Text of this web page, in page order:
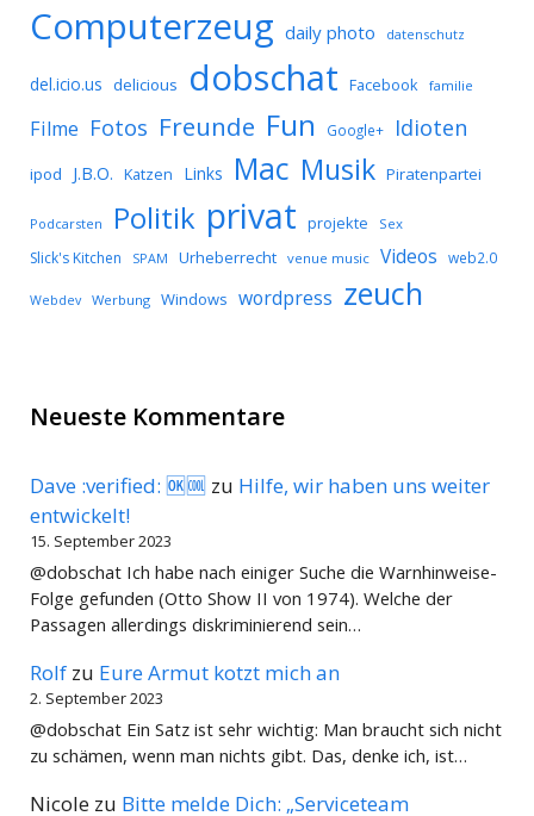
Computerzeug daily photo datenschutz
del.icio.us delicious dobschat Facebook familie
Filme Fotos Freunde Fun Google+ Idioten
ipod J.B.O. Katzen Links Mac Musik Piratenpartei
Podcarsten Politik privat projekte Sex
Slick's Kitchen SPAM Urheberrecht venue music Videos web2.0
Webdev Werbung Windows wordpress zeuch
Neueste Kommentare
Dave :verified: 🆗🆒 zu Hilfe, wir haben uns weiter
entwickelt!
15. September 2023
@dobschat Ich habe nach einiger Suche die Warnhinweise-
Folge gefunden (Otto Show II von 1974). Welche der
Passagen allerdings diskriminierend sein…
Rolf zu Eure Armut kotzt mich an
2. September 2023
@dobschat Ein Satz ist sehr wichtig: Man braucht sich nicht
zu schämen, wenn man nichts gibt. Das, denke ich, ist…
Nicole zu Bitte melde Dich: „Serviceteam